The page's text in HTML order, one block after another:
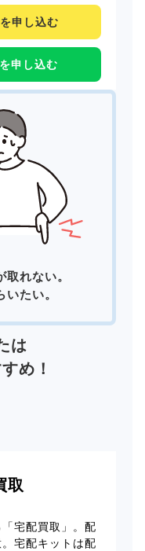
申し込む
申し込む
取れない。
たい。
は
め！
取
宅配買取」。配
宅配キットは配